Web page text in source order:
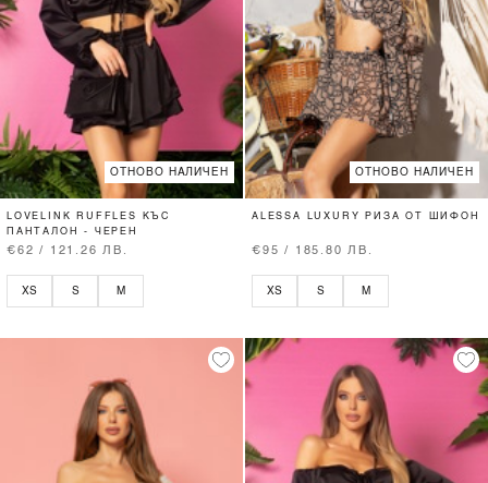
ОТНОВО НАЛИЧЕН
LOVELINK RUFFLES КЪС
ПАНТАЛОН - ЧЕРЕН
€62 / 121.26 ЛВ.
XS S M
ОТНОВО НАЛИЧЕН
ALESSA LUXURY РИЗА ОТ ШИФОН
€95 / 185.80 ЛВ.
XS S M